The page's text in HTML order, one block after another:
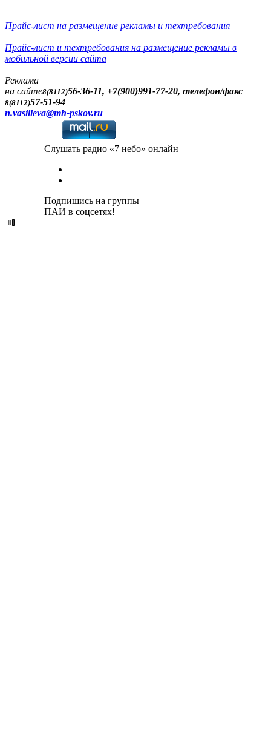
Прайс-лист на размещение рекламы и техтребования
Прайс-лист и техтребования на размещение рекламы в
мобильной версии сайта
Реклама
на сайте8(8112)56-36-11, +7(900)991-77-20, телефон/факс
8(8112)57-51-94
n.vasilieva@mh-pskov.ru
Слушать радио «7 небо» онлайн
Подпишись на группы
ПАИ в соцсетях!